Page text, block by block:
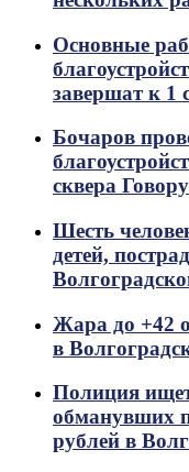
Основные
завершат к 1
Бочаров
сквера
Шесть
детей,
Жара до +42
в
Полиция
обманувших
рублей в